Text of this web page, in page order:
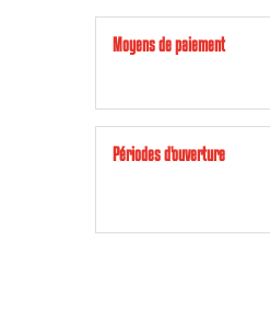
Moyens de paiement
Périodes d'ouverture